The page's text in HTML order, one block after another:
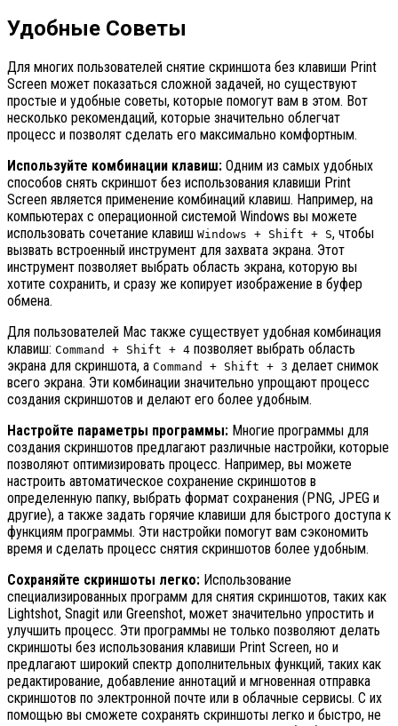
Удобные Советы
Для многих пользователей снятие скриншота без клавиши Print
Screen может показаться сложной задачей, но существуют
простые и удобные советы, которые помогут вам в этом. Вот
несколько рекомендаций, которые значительно облегчат
процесс и позволят сделать его максимально комфортным.
Используйте комбинации клавиш: Одним из самых удобных
способов снять скриншот без использования клавиши Print
Screen является применение комбинаций клавиш. Например, на
компьютерах с операционной системой Windows вы можете
использовать сочетание клавиш Windows + Shift + S, чтобы
вызвать встроенный инструмент для захвата экрана. Этот
инструмент позволяет выбрать область экрана, которую вы
хотите сохранить, и сразу же копирует изображение в буфер
обмена.
Для пользователей Mac также существует удобная комбинация
клавиш: Command + Shift + 4 позволяет выбрать область
экрана для скриншота, а Command + Shift + 3 делает снимок
всего экрана. Эти комбинации значительно упрощают процесс
создания скриншотов и делают его более удобным.
Настройте параметры программы: Многие программы для
создания скриншотов предлагают различные настройки, которые
позволяют оптимизировать процесс. Например, вы можете
настроить автоматическое сохранение скриншотов в
определенную папку, выбрать формат сохранения (PNG, JPEG и
другие), а также задать горячие клавиши для быстрого доступа к
функциям программы. Эти настройки помогут вам сэкономить
время и сделать процесс снятия скриншотов более удобным.
Сохраняйте скриншоты легко: Использование
специализированных программ для снятия скриншотов, таких как
Lightshot, Snagit или Greenshot, может значительно упростить и
улучшить процесс. Эти программы не только позволяют делать
скриншоты без использования клавиши Print Screen, но и
предлагают широкий спектр дополнительных функций, таких как
редактирование, добавление аннотаций и мгновенная отправка
скриншотов по электронной почте или в облачные сервисы. С их
помощью вы сможете сохранять скриншоты легко и быстро, не